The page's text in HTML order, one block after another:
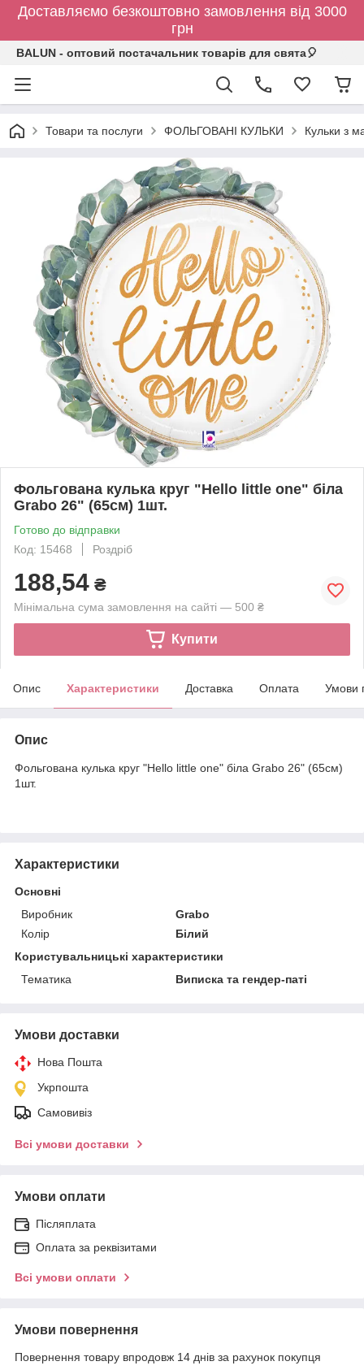
Доставляємо безкоштовно замовлення від 3000
грн
BALUN - оптовий постачальник товарів для свята🎈
Товари та послуги ФОЛЬГОВАНІ КУЛЬКИ Кульки з
Фольгована кулька круг "Hello little one" біла
Grabo 26" (65см) 1шт.
Готово до відправки
Код: 15468
Роздріб
188,54 ₴
Мінімальна сума замовлення на сайті — 500 ₴
Купити
Опис Характеристики Доставка Оплата Умови
Опис
Фольгована кулька круг "Hello little one" біла Grabo 26" (65см)
1шт.
Характеристики
Основні
Виробник
Grabo
Колір
Білий
Користувальницькі характеристики
Тематика
Виписка та гендер-паті
Умови доставки
Нова Пошта
Укрпошта
Самовивіз
Всі умови доставки
Умови оплати
Післяплата
Оплата за реквізитами
Всі умови оплати
Умови повернення
Повернення товару впродовж 14 днів за рахунок покупця